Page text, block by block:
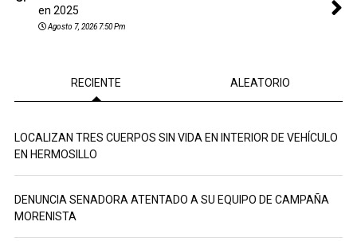
en 2025
Agosto 7, 2026 7:50 Pm
RECIENTE ALEATORIO
LOCALIZAN TRES CUERPOS SIN VIDA EN INTERIOR DE VEHÍCULO
EN HERMOSILLO
DENUNCIA SENADORA ATENTADO A SU EQUIPO DE CAMPAÑA
MORENISTA